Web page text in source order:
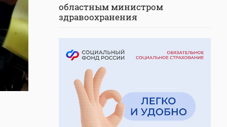
областным министром
здравоохранения